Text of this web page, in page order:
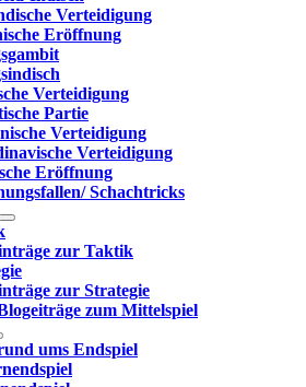
Verteidigung
Eröffnung
Verteidigung
Partie
Verteidigung
Verteidigung
Eröffnung
Schachtricks
zur Taktik
zur Strategie
zum Mittelspiel
ums Endspiel